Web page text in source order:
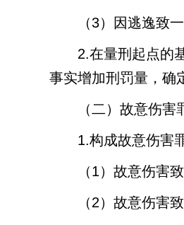
（3）因逃逸致
2.在量刑起点的
事实增加刑罚量，确
（二）故意伤害
1.构成故意伤害
（1）故意伤害
（2）故意伤害